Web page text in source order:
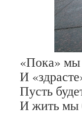
«Пока» мы
И
Пусть
И жить мы